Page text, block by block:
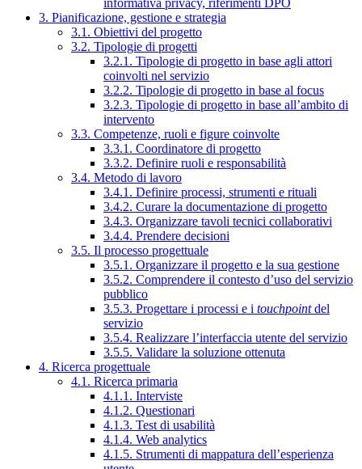
informativa privacy, riferimenti DPO
3. Pianificazione, gestione e strategia
3.1. Obiettivi del progetto
3.2. Tipologie di progetti
3.2.1. Tipologie di progetto in base agli attori
coinvolti nel servizio
3.2.2. Tipologie di progetto in base al focus
3.2.3. Tipologie di progetto in base all’ambito di
intervento
3.3. Competenze, ruoli e figure coinvolte
3.3.1. Coordinatore di progetto
3.3.2. Definire ruoli e responsabilità
3.4. Metodo di lavoro
3.4.1. Definire processi, strumenti e rituali
3.4.2. Curare la documentazione di progetto
3.4.3. Organizzare tavoli tecnici collaborativi
3.4.4. Prendere decisioni
3.5. Il processo progettuale
3.5.1. Organizzare il progetto e la sua gestione
3.5.2. Comprendere il contesto d’uso del servizio
pubblico
3.5.3. Progettare i processi e i touchpointdel
servizio
3.5.4. Realizzare l’interfaccia utente del servizio
3.5.5. Validare la soluzione ottenuta
4. Ricerca progettuale
4.1. Ricerca primaria
4.1.1. Interviste
4.1.2. Questionari
4.1.3. Test di usabilità
4.1.4. Web analytics
4.1.5. Strumenti di mappatura dell’esperienza